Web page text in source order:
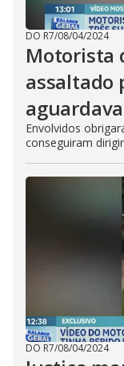
DO R7/08/04/2024
Motorista
assaltado
Envolvidos
conseguiram
DO R7/08/04/2024